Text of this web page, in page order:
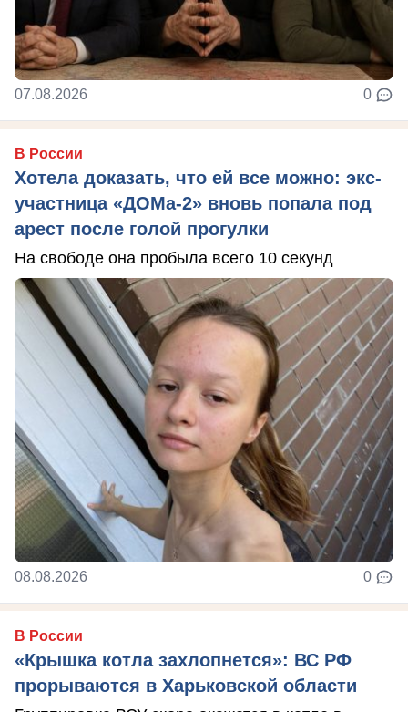
07.08.2026 0
В России
Хотела доказать, что ей все можно: экс-
участница «ДОМа-2» вновь попала под
арест после голой прогулки
На свободе она пробыла всего 10 секунд
08.08.2026 0
В России
«Крышка котла захлопнется»: ВС РФ
прорываются в Харьковской области